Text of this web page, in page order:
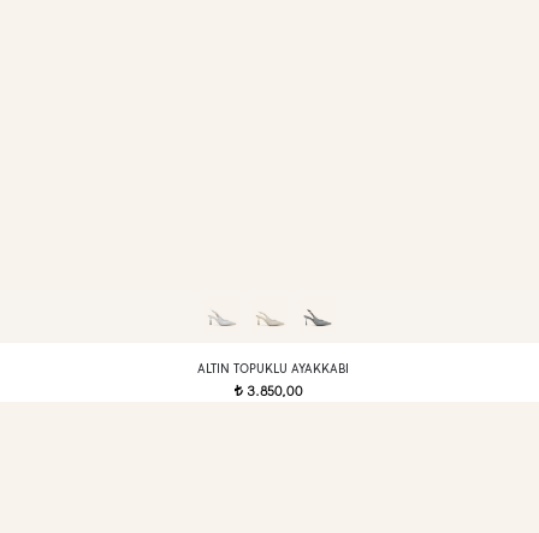
ALTIN TOPUKLU AYAKKABI
t3.850,00